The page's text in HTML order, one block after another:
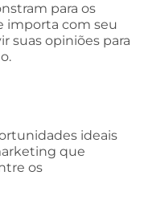
para os
importa com seu
suas opiniões para
ideais
que
os